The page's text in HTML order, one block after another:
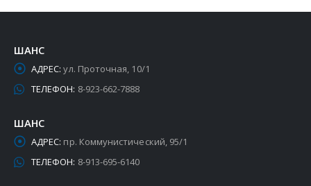
ШАНС
АДРЕС: ул. Проточная, 10/1
ТЕЛЕФОН: 8-923-662-7888
ШАНС
АДРЕС: пр. Коммунистический, 95/1
ТЕЛЕФОН: 8-913-695-6140